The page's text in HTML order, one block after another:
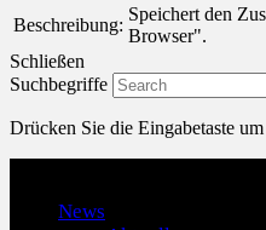
Beschreibung:
Speichert den
Browser".
Schließen
Suchbegriffe
Drücken Sie die Eingabetaste
News